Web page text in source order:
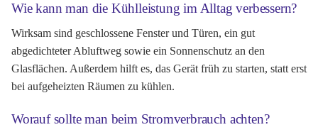
Wie kann man die Kühlleistung im Alltag verbessern?
Wirksam sind geschlossene Fenster und Türen, ein gut
abgedichteter Abluftweg sowie ein Sonnenschutz an den
Glasflächen. Außerdem hilft es, das Gerät früh zu starten, statt erst
bei aufgeheizten Räumen zu kühlen.
Worauf sollte man beim Stromverbrauch achten?